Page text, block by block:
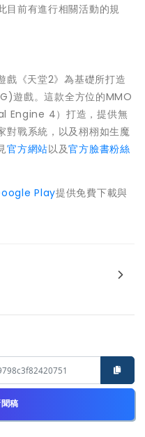
目前有進行相關活動的規
戲《天堂2》為基礎所打造
遊戲。這款全方位的MMO
Engine 4）打造，提供無
對戰系統， 以及栩栩如生魔
官方網站以及官方臉書粉絲
Play提供免費下載與
稿